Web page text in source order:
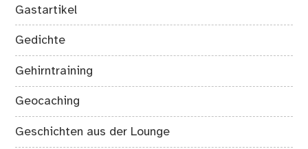
Gastartikel
Gedichte
Gehirntraining
Geocaching
Geschichten aus der Lounge